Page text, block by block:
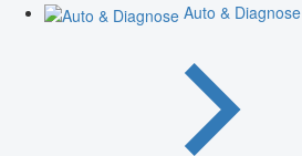
Auto & Diagnose